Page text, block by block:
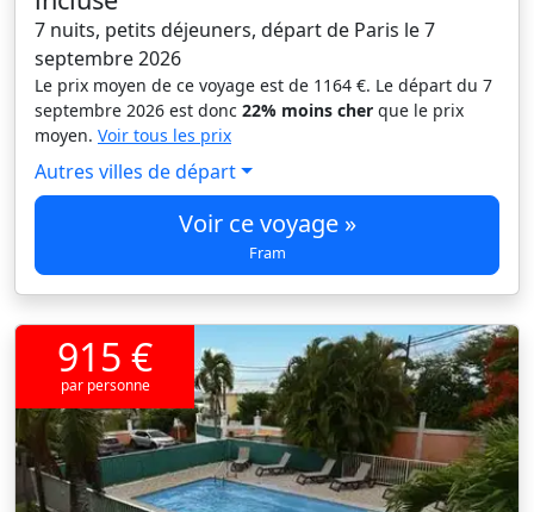
7 nuits, petits déjeuners, départ de Paris le 7
septembre 2026
Le prix moyen de ce voyage est de 1164 €. Le départ du 7
septembre 2026 est donc 22% moins cher que le prix
moyen. Voir tous les prix
Autres villes de départ
Voir ce voyage »
Fram
915 €
par personne